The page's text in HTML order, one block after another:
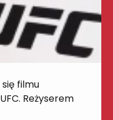
filmu
Reżyserem